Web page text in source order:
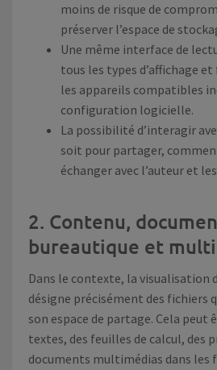
moins de risque de
préserver l’espace de
Une même interface de
tous les types d’affichage
les appareils compatibles
configuration logicielle.
La possibilité d’interagir
soit pour partager,
échanger avec l’auteur et
2. Contenu,
bureautique et
Dans le contexte, la visualisation
désigne précisément des fichiers
son espace de partage. Cela peut
textes, des feuilles de calcul, des
documents multimédias dans les